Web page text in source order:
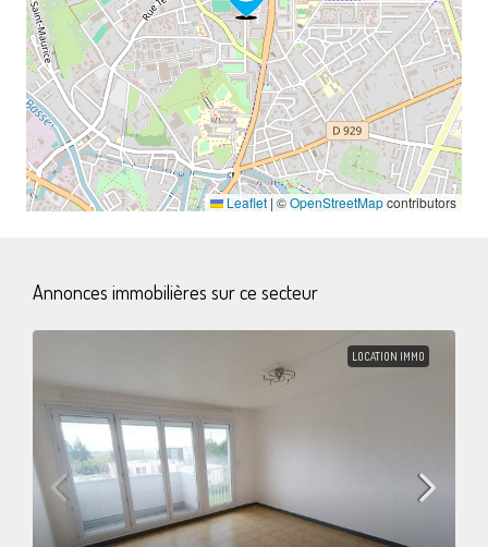
Leaflet | ©OpenStreetMapcontributors
Annonces immobilières sur ce secteur
LOCATION IMMO